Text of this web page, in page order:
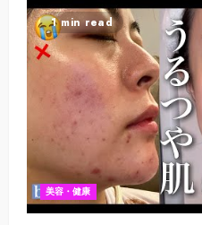
1 min read
美容・健康